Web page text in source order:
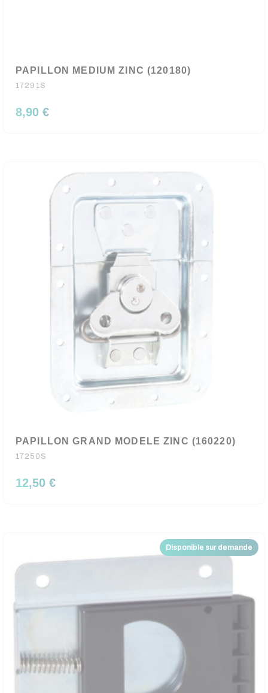
PAPILLON MEDIUM ZINC (120180)
17291S
8,90 €
PAPILLON GRAND MODELE ZINC (160220)
17250S
12,50 €
Disponible sur demande